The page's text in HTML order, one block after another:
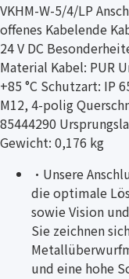
VKHM-W-5/4/LP
offenes Kabelende
24 V DC
Material Kabel: PUR
+85 °C Schutzart: IP
M12, 4-polig
85444290
Gewicht: 0,176 kg
· Unsere
die optimale
sowie Vision
Sie zeichnen
und eine hohe